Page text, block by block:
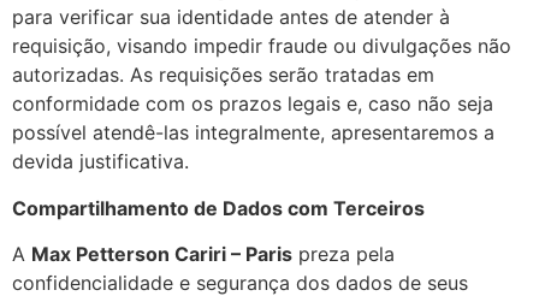
para verificar sua identidade antes de atender à
requisição, visando impedir fraude ou divulgações não
autorizadas. As requisições serão tratadas em
conformidade com os prazos legais e, caso não seja
possível atendê-las integralmente, apresentaremos a
devida justificativa.
Compartilhamento de Dados com Terceiros
A Max Petterson Cariri – Paris preza pela
confidencialidade e segurança dos dados de seus